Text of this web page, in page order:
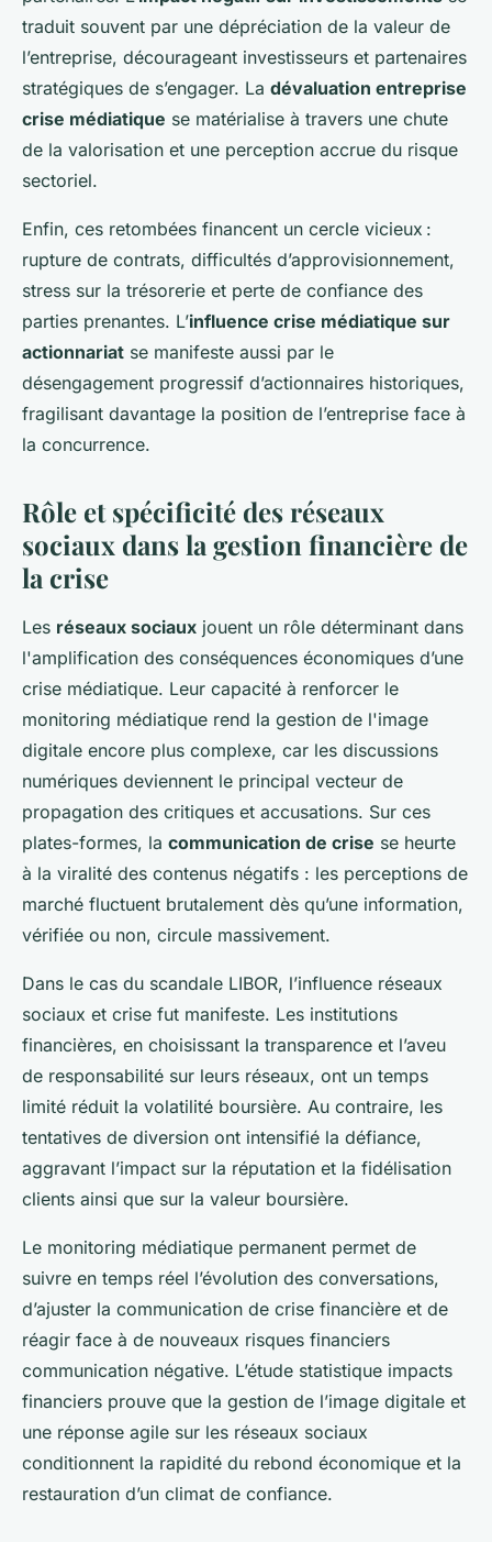
traduit souvent par une dépréciation de la valeur de
l’entreprise, décourageant investisseurs et partenaires
stratégiques de s’engager. La dévaluation entreprise
crise médiatique se matérialise à travers une chute
de la valorisation et une perception accrue du risque
sectoriel.
Enfin, ces retombées financent un cercle vicieux :
rupture de contrats, difficultés d’approvisionnement,
stress sur la trésorerie et perte de confiance des
parties prenantes. L’influence crise médiatique sur
actionnariat se manifeste aussi par le
désengagement progressif d’actionnaires historiques,
fragilisant davantage la position de l’entreprise face à
la concurrence.
Rôle et spécificité des réseaux
sociaux dans la gestion financière de
la crise
Les réseaux sociaux jouent un rôle déterminant dans
l'amplification des conséquences économiques d’une
crise médiatique. Leur capacité à renforcer le
monitoring médiatique rend la gestion de l'image
digitale encore plus complexe, car les discussions
numériques deviennent le principal vecteur de
propagation des critiques et accusations. Sur ces
plates-formes, la communication de crise se heurte
à la viralité des contenus négatifs : les perceptions de
marché fluctuent brutalement dès qu’une information,
vérifiée ou non, circule massivement.
Dans le cas du scandale LIBOR, l’influence réseaux
sociaux et crise fut manifeste. Les institutions
financières, en choisissant la transparence et l’aveu
de responsabilité sur leurs réseaux, ont un temps
limité réduit la volatilité boursière. Au contraire, les
tentatives de diversion ont intensifié la défiance,
aggravant l’impact sur la réputation et la fidélisation
clients ainsi que sur la valeur boursière.
Le monitoring médiatique permanent permet de
suivre en temps réel l’évolution des conversations,
d’ajuster la communication de crise financière et de
réagir face à de nouveaux risques financiers
communication négative. L’étude statistique impacts
financiers prouve que la gestion de l’image digitale et
une réponse agile sur les réseaux sociaux
conditionnent la rapidité du rebond économique et la
restauration d’un climat de confiance.